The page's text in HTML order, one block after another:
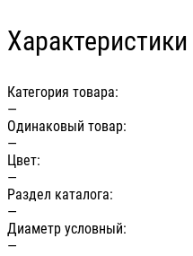
Характеристики
Категория товара:
—
Одинаковый товар:
—
Цвет:
—
Раздел каталога:
—
Диаметр условный:
—